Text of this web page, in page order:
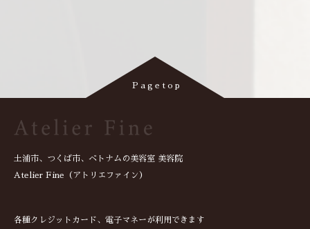
土浦市、つくば市、ベトナムの美容室 美容院
Atelier Fine（アトリエファイン）
各種クレジットカード、電子マネーが利用できます